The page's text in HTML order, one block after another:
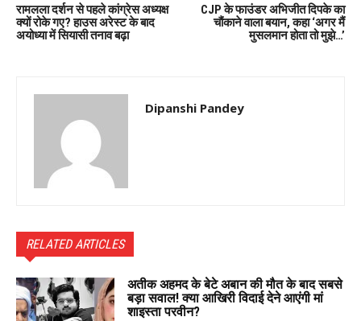
रामलला दर्शन से पहले कांग्रेस अध्यक्ष
क्यों रोके गए? हाउस अरेस्ट के बाद
अयोध्या में सियासी तनाव बढ़ा
CJP के फाउंडर अभिजीत दिपके का
चौंकाने वाला बयान, कहा ‘अगर मैं
मुसलमान होता तो मुझे…’
Dipanshi Pandey
RELATED ARTICLES
अतीक अहमद के बेटे अबान की मौत के बाद सबसे
बड़ा सवाल! क्या आखिरी विदाई देने आएंगी मां
शाइस्ता परवीन?